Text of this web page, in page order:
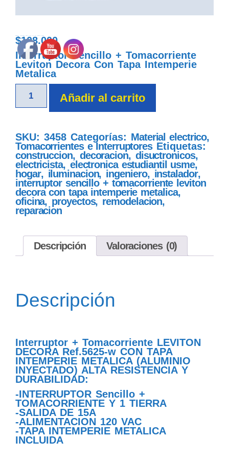
$108.000
Interruptor Sencillo + Tomacorriente
Leviton Decora Con Tapa Intemperie
Metalica
Añadir al carrito
SKU: 3458 Categorías: Material electrico,
Tomacorrientes e Interruptores Etiquetas:
construccion, decoracion, disuctronicos,
electricista, electronica estudiantil usme,
hogar, iluminacion, ingeniero, instalador,
interruptor sencillo + tomacorriente leviton
decora con tapa intemperie metalica,
oficina, proyectos, remodelacion,
reparacion
Descripción Valoraciones (0)
Descripción
Interruptor + Tomacorriente LEVITON
DECORA Ref.5625-w CON TAPA
INTEMPERIE METALICA (ALUMINIO
INYECTADO) ALTA RESISTENCIA Y
DURABILIDAD:
-INTERRUPTOR Sencillo +
TOMACORRIENTE Y 1 TIERRA
-SALIDA DE 15A
-ALIMENTACION 120 VAC
-TAPA INTEMPERIE METALICA
INCLUIDA